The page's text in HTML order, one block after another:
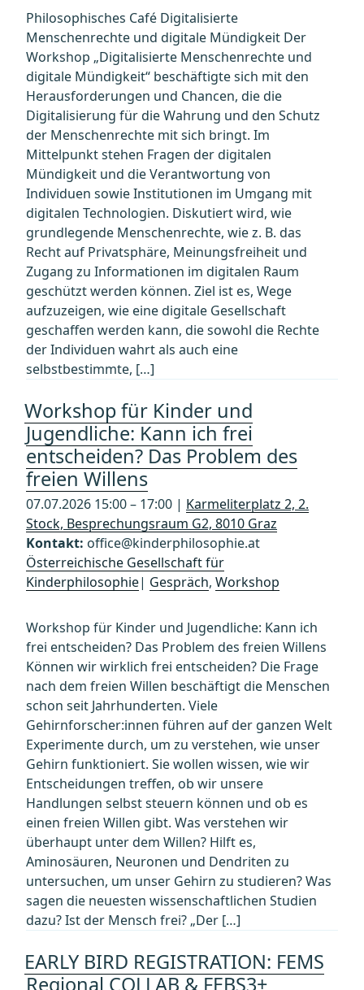
Philosophisches Café Digitalisierte
Menschenrechte und digitale Mündigkeit Der
Workshop „Digitalisierte Menschenrechte und
digitale Mündigkeit“ beschäftigte sich mit den
Herausforderungen und Chancen, die die
Digitalisierung für die Wahrung und den Schutz
der Menschenrechte mit sich bringt. Im
Mittelpunkt stehen Fragen der digitalen
Mündigkeit und die Verantwortung von
Individuen sowie Institutionen im Umgang mit
digitalen Technologien. Diskutiert wird, wie
grundlegende Menschenrechte, wie z. B. das
Recht auf Privatsphäre, Meinungsfreiheit und
Zugang zu Informationen im digitalen Raum
geschützt werden können. Ziel ist es, Wege
aufzuzeigen, wie eine digitale Gesellschaft
geschaffen werden kann, die sowohl die Rechte
der Individuen wahrt als auch eine
selbstbestimmte, […]
Workshop für Kinder und
Jugendliche: Kann ich frei
entscheiden? Das Problem des
freien Willens
07.07.2026 15:00 – 17:00 | Karmeliterplatz 2, 2.
Stock, Besprechungsraum G2, 8010 Graz
Kontakt: office@kinderphilosophie.at
Österreichische Gesellschaft für
Kinderphilosophie| Gespräch, Workshop
Workshop für Kinder und Jugendliche: Kann ich
frei entscheiden? Das Problem des freien Willens
Können wir wirklich frei entscheiden? Die Frage
nach dem freien Willen beschäftigt die Menschen
schon seit Jahrhunderten. Viele
Gehirnforscher:innen führen auf der ganzen Welt
Experimente durch, um zu verstehen, wie unser
Gehirn funktioniert. Sie wollen wissen, wie wir
Entscheidungen treffen, ob wir unsere
Handlungen selbst steuern können und ob es
einen freien Willen gibt. Was verstehen wir
überhaupt unter dem Willen? Hilft es,
Aminosäuren, Neuronen und Dendriten zu
untersuchen, um unser Gehirn zu studieren? Was
sagen die neuesten wissenschaftlichen Studien
dazu? Ist der Mensch frei? „Der […]
EARLY BIRD REGISTRATION: FEMS
Regional COLLAB & FEBS3+